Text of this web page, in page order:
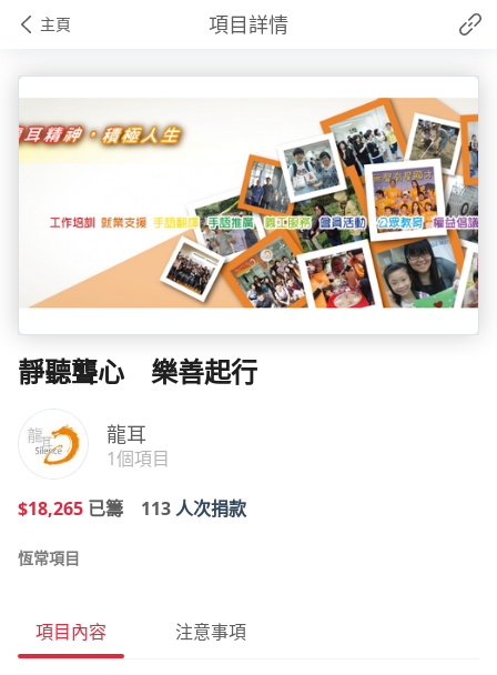
主頁 項目詳情
靜聽聾心 樂善起行
龍耳
1個項目
$18,265 已籌 113人次捐款
恆常項目
項目內容 注意事項